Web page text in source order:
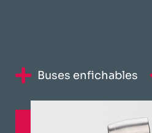
​Buses enfichables​